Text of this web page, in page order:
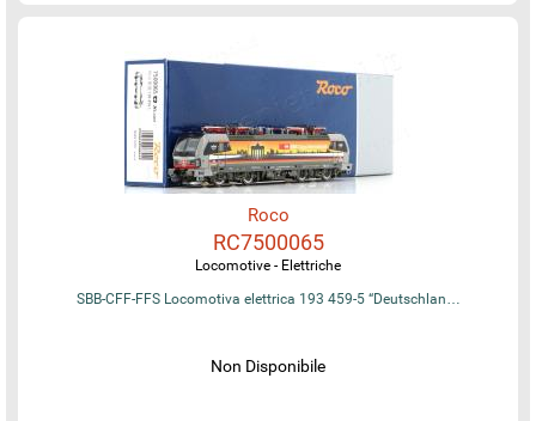
Roco
RC7500065
Locomotive - Elettriche
SBB-CFF-FFS Locomotiva elettrica 193 459-5 “Deutschlan…
Non Disponibile